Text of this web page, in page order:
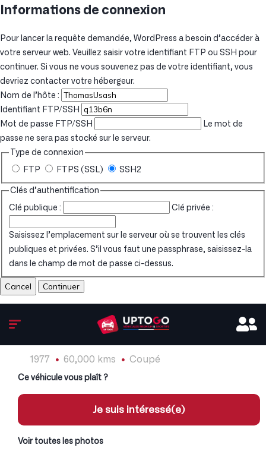
Informations de connexion
Pour lancer la requête demandée, WordPress a besoin d’accéder à
votre serveur web. Veuillez saisir votre identifiant FTP ou SSH pour
continuer. Si vous ne vous souvenez pas de votre identifiant, vous
devriez contacter votre hébergeur.
Nom de l’hôte :
Identifiant FTP/SSH
Mot de passe FTP/SSH
Le mot de
passe ne sera pas stocké sur le serveur.
Type de connexion
FTP FTPS (SSL) SSH2
Clés d’authentification
Clé publique : Clé privée :
Saisissez l’emplacement sur le serveur où se trouvent les clés
publiques et privées. S’il vous faut une passphrase, saisissez-la
dans le champ de mot de passe ci-dessus.
Cancel
1977 60,000 kms Coupé
Ce véhicule vous plaît ?
Je suis intéressé(e)
Voir toutes les photos